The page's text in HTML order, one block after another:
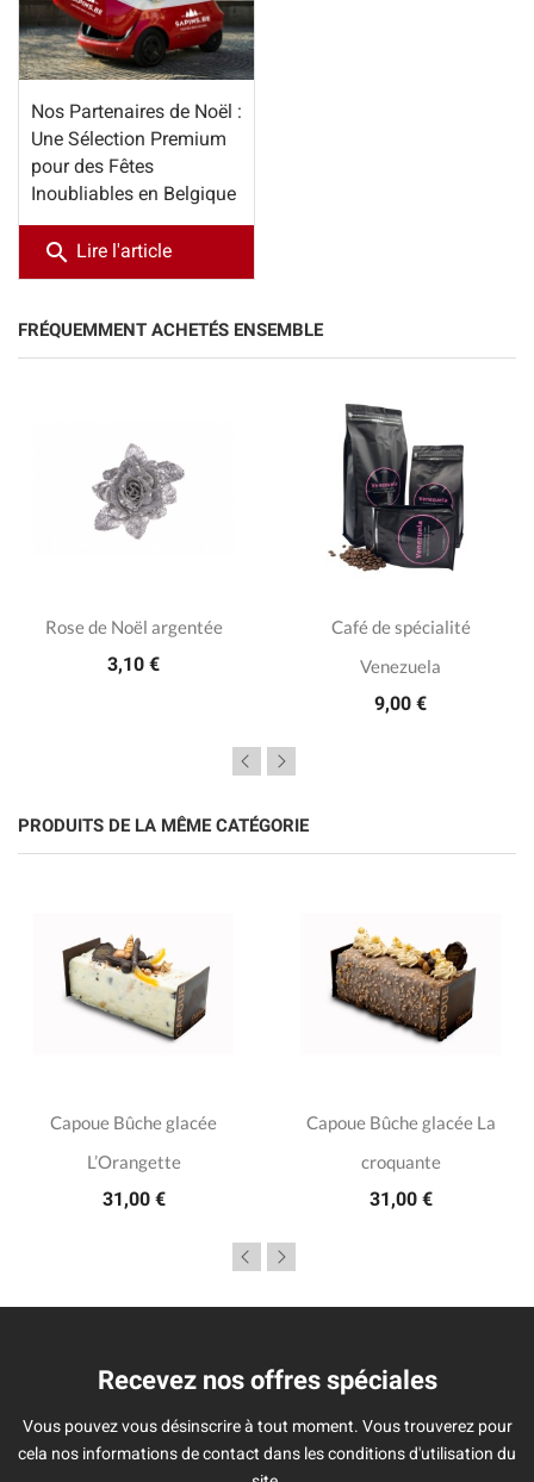
Nos Partenaires de Noël :
Une Sélection Premium
pour des Fêtes
Inoubliables en Belgique
search Lire l'article
FRÉQUEMMENT ACHETÉS ENSEMBLE
Rose de Noël argentée
3,10 €
Café de spécialité
Venezuela
9,00 €
PRODUITS DE LA MÊME CATÉGORIE
Capoue Bûche glacée
L’Orangette
31,00 €
Capoue Bûche glacée La
croquante
31,00 €
Recevez nos offres spéciales
Vous pouvez vous désinscrire à tout moment. Vous trouverez pour
cela nos informations de contact dans les conditions d'utilisation du